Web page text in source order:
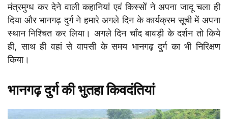
मंत्रमुग्ध कर देने वाली कहानियां एवं किस्सों ने अपना जादू चला ही
दिया और भानगढ़ दुर्ग ने हमारे अगले दिन के कार्यक्रम सूची में अपना
स्थान निश्चित कर लिया। अगले दिन चाँद बावड़ी के दर्शन तो किये
ही, साथ ही वहां से वापसी के समय भानगढ़ दुर्ग का भी निरिक्षण
किया।
भानगढ़ दुर्ग की भुतहा किवदंतियां